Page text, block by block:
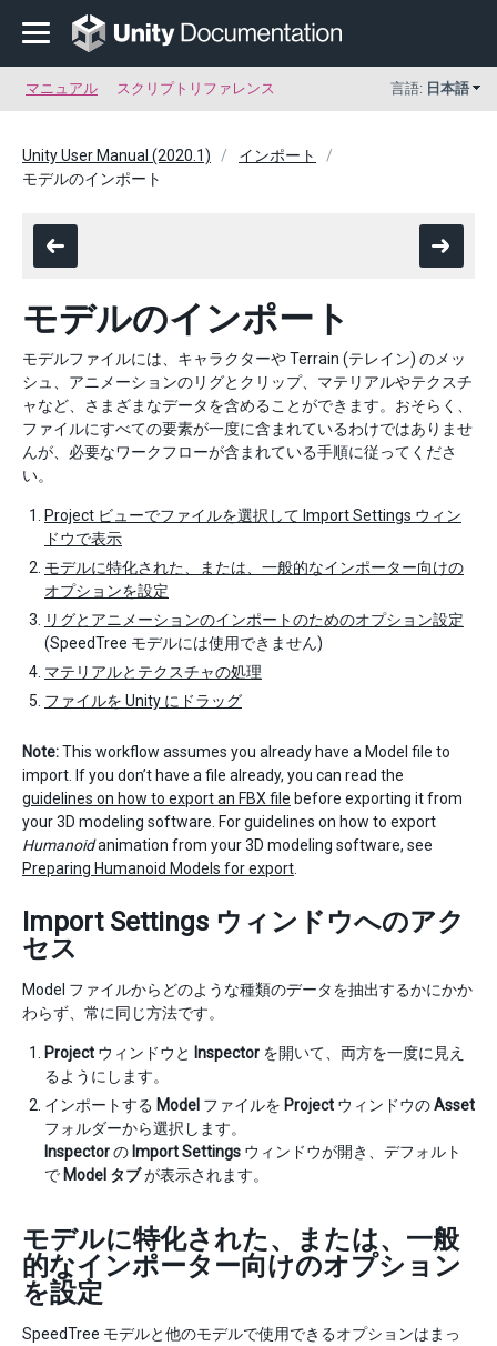
マニュアル スクリプトリファレンス 言語: 日本語
Unity User Manual (2020.1)
インポート
モデルのインポート
モデルのインポート
モデルファイルには、キャラクターや Terrain (テレイン) のメッ
シュ、アニメーションのリグとクリップ、マテリアルやテクスチ
ャなど、さまざまなデータを含めることができます。おそらく、
ファイルにすべての要素が一度に含まれているわけではありませ
んが、必要なワークフローが含まれている手順に従ってくださ
い。
Project ビューでファイルを選択して Import Settings ウィン
ドウで表示
モデルに特化された、または、一般的なインポーター向けの
オプションを設定
リグとアニメーションのインポートのためのオプション設定
(SpeedTree モデルには使用できません)
マテリアルとテクスチャの処理
ファイルを Unity にドラッグ
Note:This workflow assumes you already have a Model file to
import. If you don’t have a file already, you can read the
guidelines on how to export an FBX file before exporting it from
your 3D modeling software. For guidelines on how to export
Humanoidanimation from your 3D modeling software, see
Preparing Humanoid Models for export
Import Settings ウィンドウへのアク
セス
Model ファイルからどのような種類のデータを抽出するかにかか
わらず、常に同じ方法です。
Project ウィンドウと Inspector を開いて、両方を一度に見え
るようにします。
インポートする Model ファイルを Project ウィンドウのAsset
フォルダーから選択します。
Inspectorの Import Settings ウィンドウが開き、デフォルト
で Model タブが表示されます。
モデルに特化された、または、一般
的なインポーター向けのオプション
を設定
SpeedTree モデルと他のモデルで使用できるオプションはまっ